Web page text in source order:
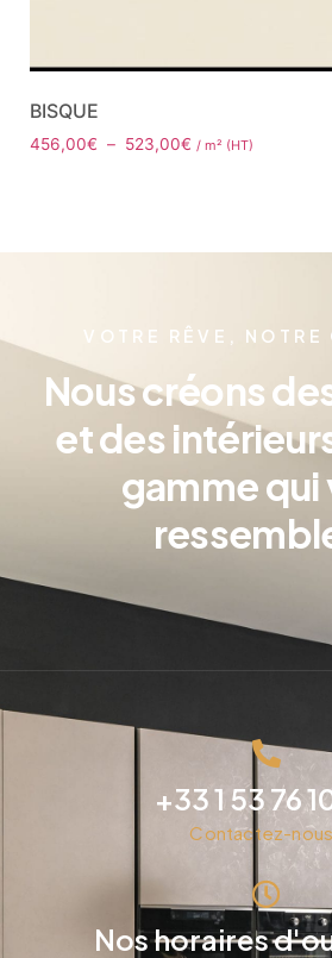
BISQUE
456,00€ – 523,00€ / m² (HT)
VOTRE RÊVE, NOTRE
Nous créons
et des
gamme qui
+33 1 53 76
Contactez-
Nos horaires